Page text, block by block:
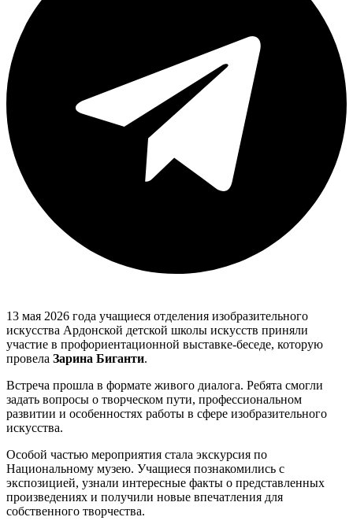
13 мая 2026 года учащиеся отделения изобразительного
искусства Ардонской детской школы искусств приняли
участие в профориентационной выставке-беседе, которую
провела Зарина Биганти.
Встреча прошла в формате живого диалога. Ребята смогли
задать вопросы о творческом пути, профессиональном
развитии и особенностях работы в сфере изобразительного
искусства.
Особой частью мероприятия стала экскурсия по
Национальному музею. Учащиеся познакомились с
экспозицией, узнали интересные факты о представленных
произведениях и получили новые впечатления для
собственного творчества.